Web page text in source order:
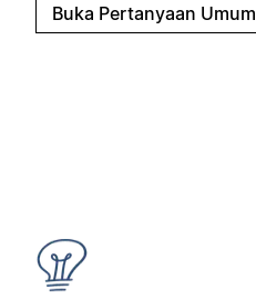
Buka Pertanyaan Umum